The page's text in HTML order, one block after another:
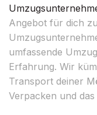
Angebot für dich
umfassende
Erfahrung. Wir
Transport deiner
Verpacken und